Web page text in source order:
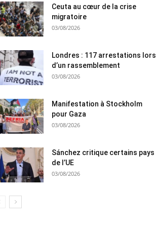
Ceuta au cœur de la crise
migratoire
03/08/2026
Londres : 117 arrestations lors
d’un rassemblement
03/08/2026
Manifestation à Stockholm
pour Gaza
03/08/2026
Sánchez critique certains pays
de l’UE
03/08/2026